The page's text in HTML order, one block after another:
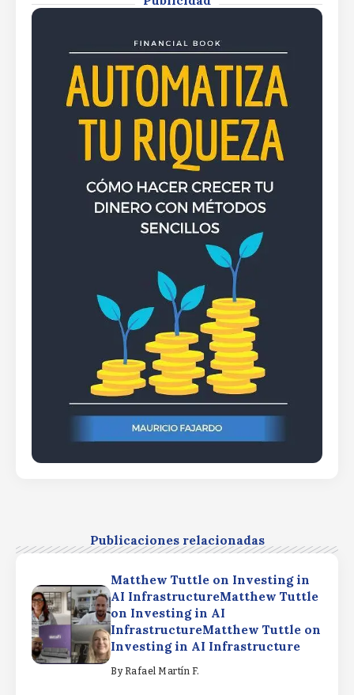
ByRafael Martín F.
Publicaciones relacionadas
Matthew Tuttle on Investing in
AI InfrastructureMatthew Tuttle
on Investing in AI
InfrastructureMatthew Tuttle on
Investing in AI Infrastructure
By Rafael Martín F.